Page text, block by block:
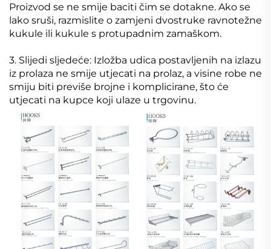
Proizvod se ne smije baciti čim se dotakne. Ako se
lako sruši, razmislite o zamjeni dvostruke ravnotežne
kukule ili kukule s protupadnim zamaškom.
3. Slijedi sljedeće: Izložba udica postavljenih na izlazu
iz prolaza ne smije utjecati na prolaz, a visine robe ne
smiju biti previše brojne i komplicirane, što će
utjecati na kupce koji ulaze u trgovinu.